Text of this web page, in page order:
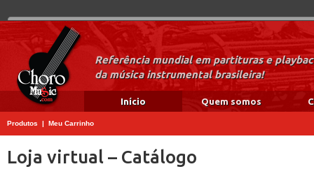
Referência mundial em partituras e
da música instrumental brasileira!
Início Quem somos
Produtos | Meu Carrinho
Loja virtual – Catálogo